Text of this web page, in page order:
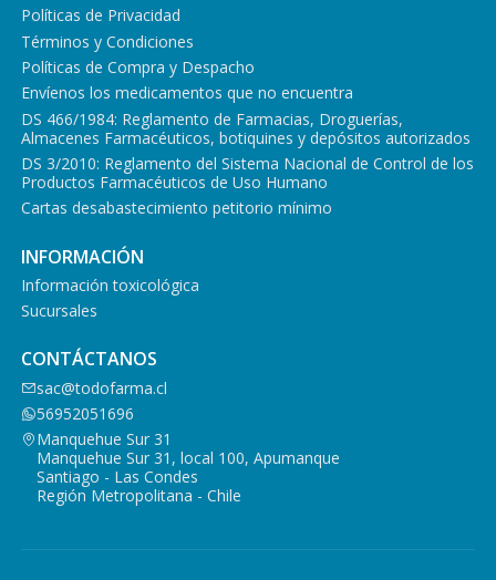
Políticas de Privacidad
Términos y Condiciones
Políticas de Compra y Despacho
Envíenos los medicamentos que no encuentra
DS 466/1984: Reglamento de Farmacias, Droguerías,
Almacenes Farmacéuticos, botiquines y depósitos autorizados
DS 3/2010: Reglamento del Sistema Nacional de Control de los
Productos Farmacéuticos de Uso Humano
Cartas desabastecimiento petitorio mínimo
INFORMACIÓN
Información toxicológica
Sucursales
CONTÁCTANOS
sac@todofarma.cl
56952051696
Manquehue Sur 31
Manquehue Sur 31, local 100, Apumanque
Santiago - Las Condes
Región Metropolitana - Chile